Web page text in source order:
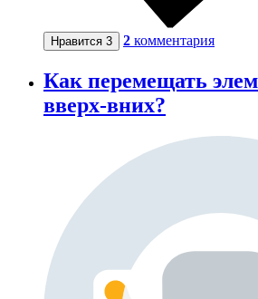
Нравится 3 2 комментария
Как перемещать
вверх-вних?